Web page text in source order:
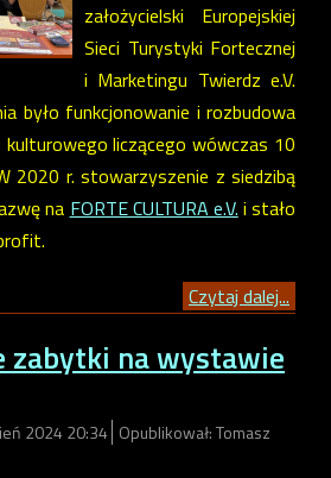
założycielski Europejskiej
Sieci Turystyki Fortecznej
i Marketingu Twierdz e.V.
było funkcjonowanie i rozbudowa
kulturowego liczącego wówczas 10
2020 r. stowarzyszenie z siedzibą
na FORTE CULTURA e.V. i stało
Czytaj dalej...
zabytki na wystawie
2024 20:34 Opublikował: Tomasz